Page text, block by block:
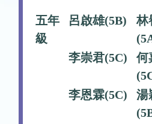
五年
級
呂啟雄(5B)
林
李崇君(5C)
何
李恩霖(5C)
湯